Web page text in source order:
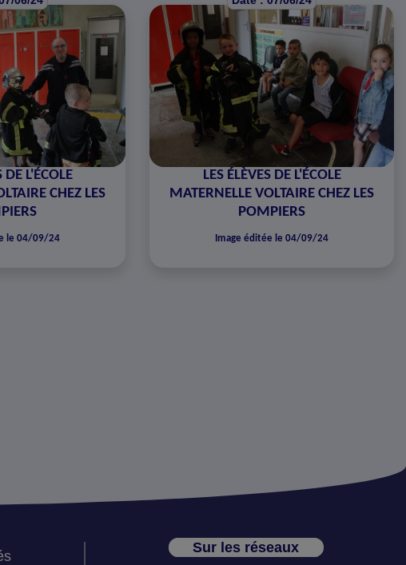
DE L'ÉCOLE
CHEZ LES
le 04/09/24
LES ÉLÈVES DE L'ÉCOLE
MATERNELLE VOLTAIRE CHEZ LES
POMPIERS
Image éditée le 04/09/24
Sur les réseaux